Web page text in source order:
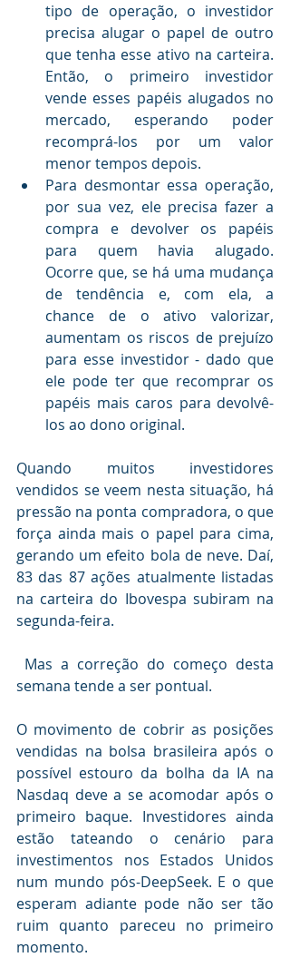
tipo de operação, o investidor
precisa alugar o papel de outro
que tenha esse ativo na carteira.
Então, o primeiro investidor
vende esses papéis alugados no
mercado, esperando poder
recomprá-los por um valor
menor tempos depois.
Para desmontar essa operação,
por sua vez, ele precisa fazer a
compra e devolver os papéis
para quem havia alugado.
Ocorre que, se há uma mudança
de tendência e, com ela, a
chance de o ativo valorizar,
aumentam os riscos de prejuízo
para esse investidor - dado que
ele pode ter que recomprar os
papéis mais caros para devolvê-
los ao dono original.
Quando muitos investidores
vendidos se veem nesta situação, há
pressão na ponta compradora, o que
força ainda mais o papel para cima,
gerando um efeito bola de neve. Daí,
83 das 87 ações atualmente listadas
na carteira do Ibovespa subiram na
segunda-feira.
Mas a correção do começo desta
semana tende a ser pontual.
O movimento de cobrir as posições
vendidas na bolsa brasileira após o
possível estouro da bolha da IA na
Nasdaq deve a se acomodar após o
primeiro baque. Investidores ainda
estão tateando o cenário para
investimentos nos Estados Unidos
num mundo pós-DeepSeek. E o que
esperam adiante pode não ser tão
ruim quanto pareceu no primeiro
momento.